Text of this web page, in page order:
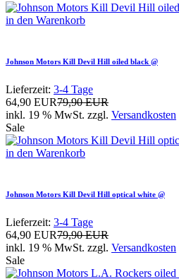
in den Warenkorb
Johnson Motors Kill Devil Hill oiled black @
Lieferzeit: 3-4 Tage
64,90 EUR79,90 EUR
inkl. 19 % MwSt. zzgl. Versandkosten
Sale
in den Warenkorb
Johnson Motors Kill Devil Hill optical white @
Lieferzeit: 3-4 Tage
64,90 EUR79,90 EUR
inkl. 19 % MwSt. zzgl. Versandkosten
Sale